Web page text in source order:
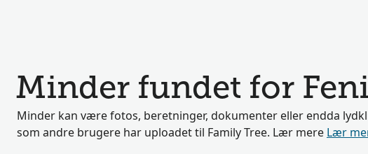
Minder fundet for
Minder kan være fotos, beretninger, dokumenter eller endda
som andre brugere har uploadet til Family Tree. Lær mere Lær